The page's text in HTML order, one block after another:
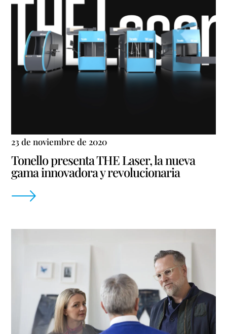
23 de noviembre de 2020
Tonello presenta THE Laser, la nueva
gama innovadora y revolucionaria